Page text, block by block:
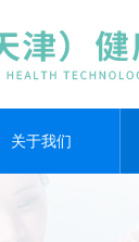
关于我们